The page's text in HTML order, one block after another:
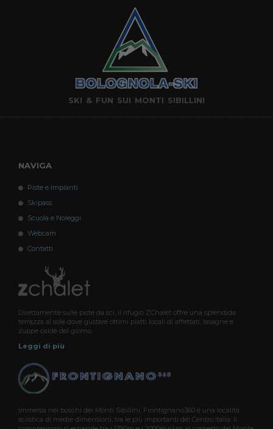
SKI & FUN SUI MONTI SIBILLINI
NAVIGA
Piste e Impianti
Skipass
Scuola e Noleggi
Webcam
Contatti
Direttamente sulle piste da sci, il rifugio ZChalet offre una splendida
terrazza al sole dove gustare ottimi piatti locali di affettati, lasagne e
zuppe calde del giorno.
Leggi di più
Immersa nei boschi dei Monti Sibillini, Frontignano360 è una località
sciistica di medie dimensioni, tra le più importanti del Centro Italia. Il